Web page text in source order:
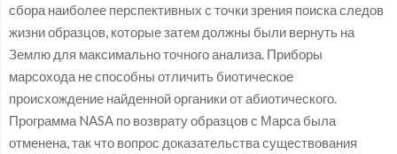
сбора наиболее перспективных с точки зрения поиска следов
жизни образцов, которые затем должны были вернуть на
Землю для максимально точного анализа. Приборы
марсохода не способны отличить биотическое
происхождение найденной органики от абиотического.
Программа NASA по возврату образцов с Марса была
отменена, так что вопрос доказательства существования